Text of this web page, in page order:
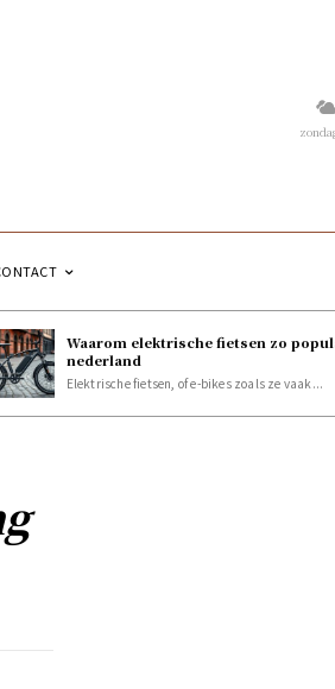
Waarom elektrische fietsen zo
nederland
Elektrische fietsen, of e-bikes zoals ze vaak...